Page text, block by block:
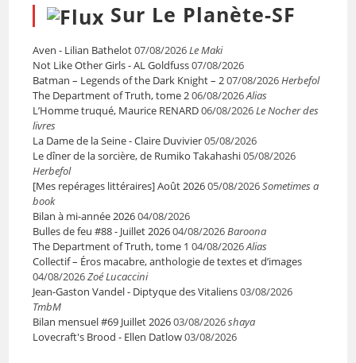
Sur Le Planète-SF
Aven - Lilian Bathelot07/08/2026Le Maki
Not Like Other Girls - AL Goldfuss07/08/2026
Batman – Legends of the Dark Knight – 207/08/2026Herbefol
The Department of Truth, tome 206/08/2026Alias
L’Homme truqué, Maurice RENARD06/08/2026Le Nocher des
livres
La Dame de la Seine - Claire Duvivier05/08/2026
Le dîner de la sorcière, de Rumiko Takahashi05/08/2026
Herbefol
[Mes repérages littéraires] Août 202605/08/2026Sometimes a
book
Bilan à mi-année 202604/08/2026
Bulles de feu #88 - Juillet 202604/08/2026Baroona
The Department of Truth, tome 1 04/08/2026Alias
Collectif – Éros macabre, anthologie de textes et d’images
04/08/2026Zoé Lucaccini
Jean-Gaston Vandel - Diptyque des Vitaliens03/08/2026
TmbM
Bilan mensuel #69 Juillet 202603/08/2026shaya
Lovecraft's Brood - Ellen Datlow03/08/2026